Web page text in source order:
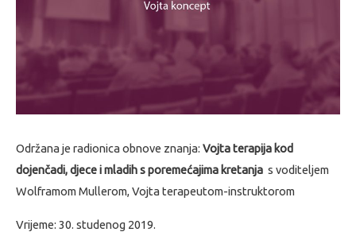
Održana je radionica obnove znanja: Vojta terapija kod
dojenčadi, djece i mladih s poremećajima kretanja s voditeljem
Wolframom Mullerom, Vojta terapeutom-instruktorom
Vrijeme: 30. studenog 2019.